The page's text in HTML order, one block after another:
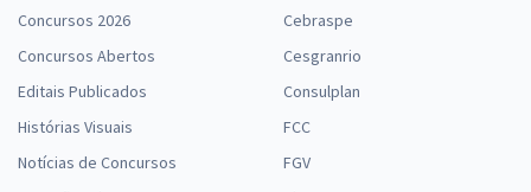
Concursos 2026
Concursos Abertos
Editais Publicados
Histórias Visuais
Notícias de Concursos
Cebraspe
Cesgranrio
Consulplan
FCC
FGV